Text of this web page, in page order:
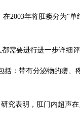
在2003年将肛瘘分为“单
需要进行进一步详细评
括：带有分泌物的瘘、
究表明，肛门内超声